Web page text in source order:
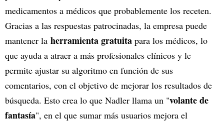
medicamentos a médicos que probablemente los receten.
Gracias a las respuestas patrocinadas, la empresa puede
mantener la herramienta gratuita para los médicos, lo
que ayuda a atraer a más profesionales clínicos y le
permite ajustar su algoritmo en función de sus
comentarios, con el objetivo de mejorar los resultados de
búsqueda. Esto crea lo que Nadler llama un "volante de
fantasía", en el que sumar más usuarios mejora el